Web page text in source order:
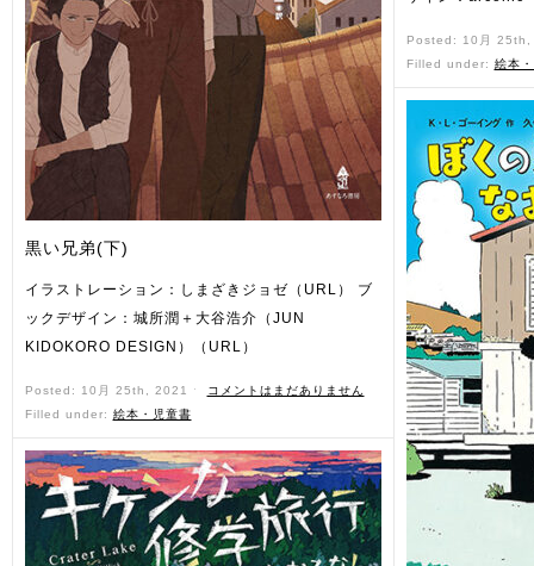
黒い兄弟(下)
イラストレーション：しまざきジョゼ（URL） ブ
ックデザイン：城所潤＋大谷浩介（JUN
KIDOKORO DESIGN）（URL）
Posted: 10月 25th, 2021 ˑ
コメントはまだありません
Filled under: 絵本・児童書
Posted: 10月
Filled under: 絵本